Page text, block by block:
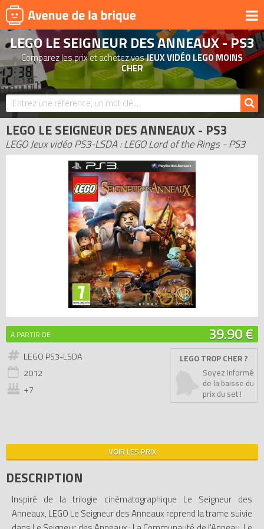
UNIVERS
PRODUITS DÉRIVÉS
NOUVEAUTÉS
LEGO 2026
BONS PLANS
ACTUALITÉS
ASSOCIATIONS DE FANS
EXPOSITIONS LEGO
LEGO LES PLUS CHERS
DERNIERS LEGO AJOUTÉS
LEGO LE SEIGNEUR DES ANNEAUX - PS3
Comparez les prix et achetez vosJEUX VIDÉO LEGO MOINS
CHER
LEGO LE SEIGNEUR DES ANNEAUX - PS3
LEGO Jeux vidéo PS3-LSDA : LEGO Lord of the Rings - PS3
A PARTIR DE 39.90 €
LEGO PS3-LSDA
2012
+7
LEGO TROP CHER ?
Soyez informé
de la baisse du
prix du set !
VOIR LES PRIX
DESCRIPTION
Inspiré de la trilogie cinématographique Le Seigneur des
Anneaux, LEGO Le Seigneur des Anneaux reprend la trame suivie